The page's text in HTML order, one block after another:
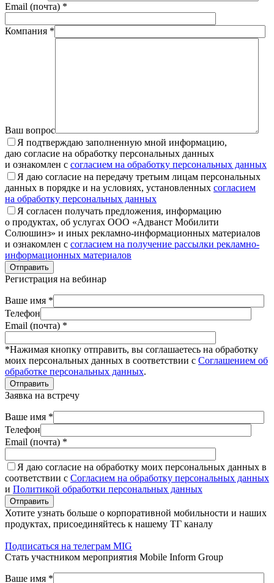
Email (почта) *
Компания *
Ваш вопрос
Я подтверждаю заполненную мной информацию,
даю согласие на обработку персональных данных
и ознакомлен с согласием на обработку персональных данных
Я даю согласие на передачу третьим лицам персональных
данных в порядке и на условиях, установленных согласием
на обработку персональных данных
Я согласен получать предложения, информацию
о продуктах, об услугах ООО «Адванст Мобилити
Солюшинз» и иных рекламно-информационных материалов
и ознакомлен с согласием на получение рассылки рекламно-
информационных материалов
Отправить
Регистрация на вебинар
Ваше имя *
Телефон
Email (почта) *
*Нажимая кнопку отправить, вы соглашаетесь на обработку
моих персональных данных в соответствии с Соглашением об
обработке персональных данных.
Отправить
Заявка на встречу
Ваше имя *
Телефон
Email (почта) *
Я даю согласие на обработку моих персональных данных в
соответствии с Согласием на обработку персональных данных
и Политикой обработки персональных данных
Отправить
Хотите узнать больше о корпоративной мобильности и наших
продуктах, присоединяйтесь к нашему ТГ каналу
Подписаться на телеграм MIG
Стать участником мероприятия Mobile Inform Group
Ваше имя *